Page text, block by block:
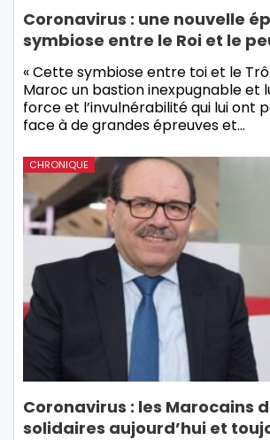
Coronavirus : une nouvelle
symbiose entre le Roi et le
« Cette symbiose entre toi et le
Maroc un bastion inexpugnable et
force et l’invulnérabilité qui lui ont
face à de grandes épreuves et…
CHRONIQUE
Coronavirus : les Marocains
solidaires aujourd’hui et